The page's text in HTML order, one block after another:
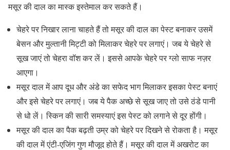
मसूर की दाल का मास्क इस्तेमाल कर सकते हैं।
चेहरे पर निखार लाना चाहते हैं तो मसूर की दाल का पेस्ट बनाकर उसमें
बेसन और मुल्तानी मिट्टी को मिलाकर चेहरे पर लगाएं। जब ये चेहरे से
सूख जाएं तो चेहरा वॉश कर लें। इससे आपके चेहरे पर ग्लो साफ नज़र
आएगा।
मसूर दाल में आप दूध और अंडे का सफेद भाग मिलाकर इसका पेस्ट बनाएं
और इसे चेहरे पर लगाएं। जब ये पैक अच्छे से सूख जाए तो उसे ठंडे पानी
से धो लें। स्किन की सारी समस्याएं इस पेस्ट को लगाने से दूर होंगी।
मसूर की दाल का पैक बढ़ती उम्र को चेहरे पर दिखने से रोकता है। मसूर
की दाल में एंटी-एजिंग गुण मौजूद होते हैं। मसूर की दाल में अखरोट का